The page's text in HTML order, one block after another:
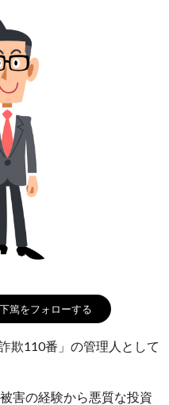
篤をフォローする
欺110番」の管理人として
害の経験から悪質な投資